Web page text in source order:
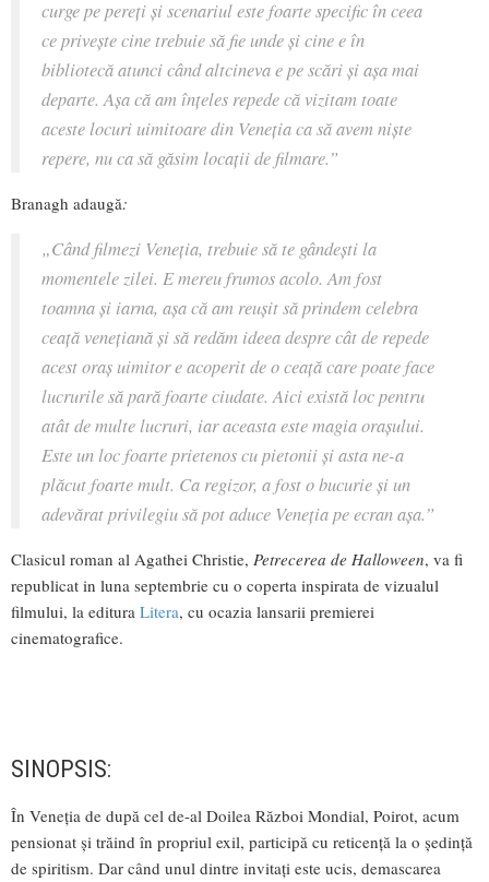
curge pe pereți și scenariul este foarte specific în ceea
ce privește cine trebuie să fie unde și cine e în
bibliotecă atunci când altcineva e pe scări și așa mai
departe. Așa că am înțeles repede că vizitam toate
aceste locuri uimitoare din Veneția ca să avem nişte
repere, nu ca să găsim locații de filmare.”
Branagh adaugă:
„Când filmezi Veneția, trebuie să te gândeşti la
momentele zilei. E mereu frumos acolo. Am fost
toamna şi iarna, așa că am reușit să prindem celebra
ceață venețiană și să redăm ideea despre cât de repede
acest oraș uimitor e acoperit de o ceață care poate face
lucrurile să pară foarte ciudate. Aici există loc pentru
atât de multe lucruri, iar aceasta este magia oraşului.
Este un loc foarte prietenos cu pietonii și asta ne-a
plăcut foarte mult. Ca regizor, a fost o bucurie și un
adevărat privilegiu să pot aduce Veneția pe ecran așa.”
Clasicul roman al Agathei Christie, Petrecerea de Halloween, va fi
republicat in luna septembrie cu o coperta inspirata de vizualul
filmului, la editura Litera, cu ocazia lansarii premierei
cinematografice.
SINOPSIS:
În Veneția de după cel de-al Doilea Război Mondial, Poirot, acum
pensionat și trăind în propriul exil, participă cu reticență la o ședință
de spiritism. Dar când unul dintre invitați este ucis, demascarea